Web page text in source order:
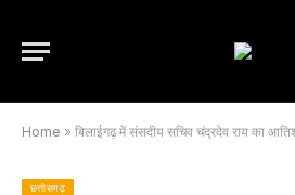
Home » बिलाईगढ़ में संसदीय सचिव चंद्रदेव राय का आतिशी स्वागत, सारंगढ़ बिलाईगढ़ संयुक्त जिला बनने
छत्तीसगढ़